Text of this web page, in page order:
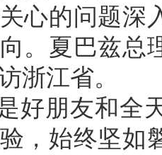
心的问题深
。夏巴兹总
浙江省。
好朋友和全
，始终坚如